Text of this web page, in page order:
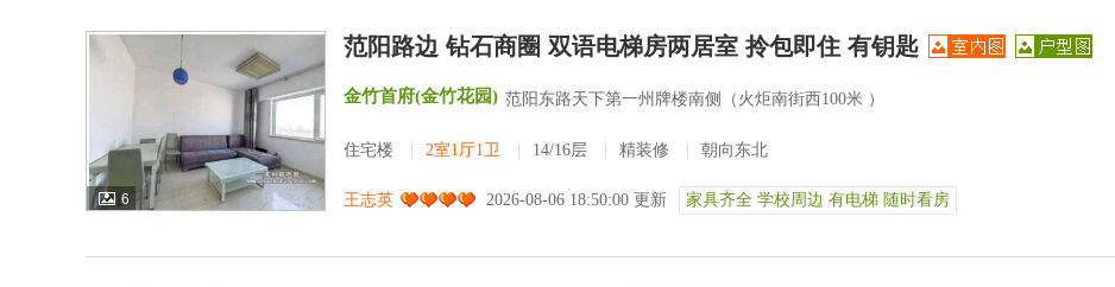
6
范阳路边 钻石商圈 双语电梯房两居室 拎包即住 有钥匙
金竹首府(金竹花园) 范阳东路天下第一州牌楼南侧（火炬南街西100米 ）
住宅楼 2室1厅1卫 14/16层 精装修 朝向东北
王志英 2026-08-06 18:50:00 更新 家具齐全 学校周边 有电梯 随时看房